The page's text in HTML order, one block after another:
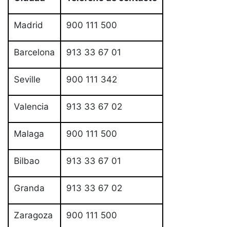
Madrid 900 111 500
Barcelona 913 33 67 01
Seville 900 111 342
Valencia 913 33 67 02
Malaga 900 111 500
Bilbao 913 33 67 01
Granda 913 33 67 02
Zaragoza 900 111 500